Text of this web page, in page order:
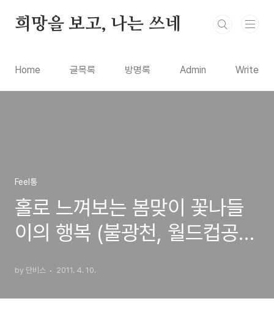
희망을 보고, 나는 쓰네
Home 글목록 방명록 Admin Write
Feel통
홀로 느껴보는 봄맞이 꽃나들
이의 행복 (불광천, 월드컵공
by 단비스 2011. 4. 10.